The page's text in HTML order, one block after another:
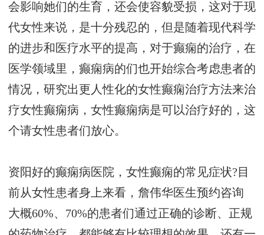
会影响她们的生育，还会使容貌受损，这对于现
代女性来说，是十分残忍的，但是随着现代科学
的进步和医疗水平的提高，对于癫痫的治疗，在
医学领域里，癫痫病的们也开始综合考虑患者的
情况，研究出更人性化的女性癫痫治疗方法来治
疗女性癫痫病，女性癫痫病是可以治疗好的，这
个请女性患者们放心。
资阳好的癫痫病医院，女性癫痫的常见症状?目
前从女性患者身上来看， 詹伟华医生预约咨询
大概60%、70%的患者们通过正确的诊断、正规